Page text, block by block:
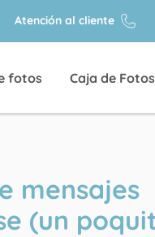
Atención al cliente
fotos Caja de Fotos
mensajes
(un